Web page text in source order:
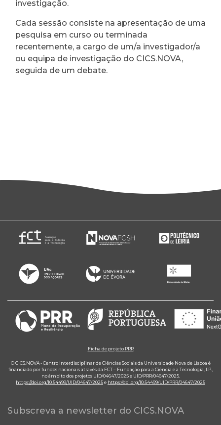
investigação.
Cada sessão consiste na apresentação de uma
pesquisa em curso ou terminada
recentemente, a cargo de um/a investigador/a
ou equipa de investigação do CICS.NOVA,
seguida de um debate.
Ficha de projeto PRR
O CICS.NOVA - Centro Interdisciplinar de Ciências Sociais da Universidade Nova de Lisboa é
financiado por fundos nacionais através da FCT – Fundação para a Ciência e a Tecnologia, I.P.,
no âmbito dos projetos UID/04647/2025 e UID/PRR/04647/2025.
https://doi.org/10.54499/UID/04647/2025e https://doi.org/10.54499/UID/PRR/04647/2025
Subscreva a newsletter do CICS.NOVA